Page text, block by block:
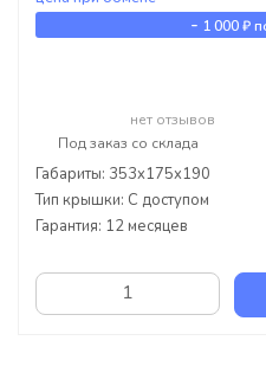
- 1 000 ₽
нет отзывов
Под заказ со склада
Габариты: 353x175x190
Тип крышки: С доступом
Гарантия: 12 месяцев